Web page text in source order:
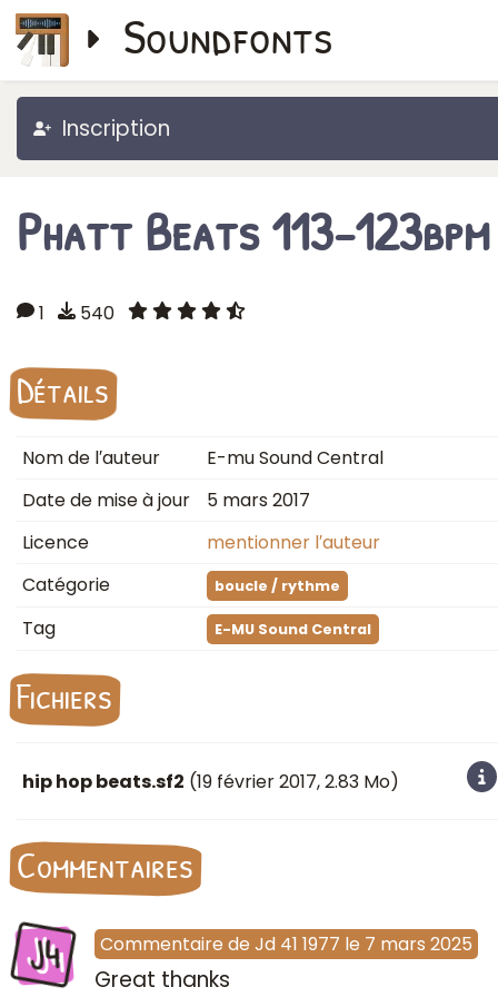
Soundfonts
Inscription
Phatt Beats 113-123bpm
1 540
Détails
Nom de l′auteur
E-mu Sound Central
Date de mise à jour
5 mars 2017
Licence
mentionner l′auteur
Catégorie
boucle / rythme
Tag E-MU Sound Central
Fichiers
hip hop beats.sf2 (19 février 2017, 2.83 Mo)
Commentaires
J4 Commentaire de Jd 41 1977 le 7 mars 2025
Great thanks